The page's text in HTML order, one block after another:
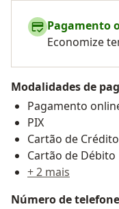
Pagamento
Economize
Modalidades de
Pagamento
PIX
Cartão de Crédito
Cartão de Débito
+ 2 mais
Número de telefone